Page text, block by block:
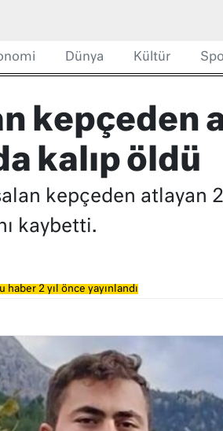
Dünya Kültür
kepçeden
kalıp öldü
kepçeden atlayan
kaybetti.
haber 2 yıl önce yayınlandı